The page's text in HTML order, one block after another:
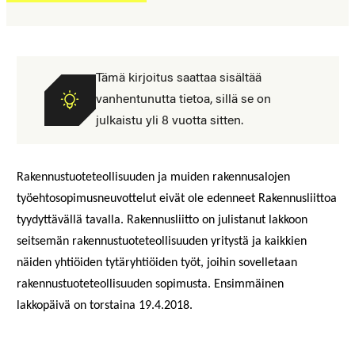
Tämä kirjoitus saattaa sisältää
vanhentunutta tietoa, sillä se on
julkaistu yli 8 vuotta sitten.
Rakennustuoteteollisuuden ja muiden rakennusalojen
työehtosopimusneuvottelut eivät ole edenneet Rakennusliittoa
tyydyttävällä tavalla. Rakennusliitto on julistanut lakkoon
seitsemän rakennustuoteteollisuuden yritystä ja kaikkien
näiden yhtiöiden tytäryhtiöiden työt, joihin sovelletaan
rakennustuoteteollisuuden sopimusta. Ensimmäinen
lakkopäivä on torstaina 19.4.2018.